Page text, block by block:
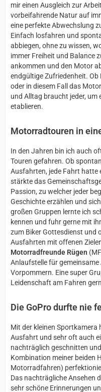
mir einen Ausgleich zur
vorbeifahrende Natur auf
eine perfekte Abwechslung
Einfach losfahren und
abbiegen, ohne zu wissen,
immer Freiheit und Balance
ankommen und den Motor
endgültige Zufriedenheit.
oder in diesem Fall das
und Alltag braucht jeder, um
etablieren.
Motorradtouren in
In den Jahren bin ich auch
Touren gefahren. Ob
Ausfahrten, jede Fahrt hatte
stärkte das
Passion, zu welcher jeder
Geschichte erzählen und
großen Gruppen lernte ich
kennen und fuhr gerne mit
zum Biker Gottesdienst und
Ausfahrten mit offenen
Motorradfreunde Rügen
Anlaufstelle für
Vorpommern. Eine super
Leidenschaft am Fahren
Die GoPro durfte nie
Mit der kleinen Sportkamera
Ausfahrt und sehr oft auch
nachträglich geschnitten
Kombination meiner beiden
Motorradfahren)
Das nachträgliche Ansehen
sehr schöne Erinnerungen